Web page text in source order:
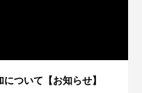
ついて【お知らせ】